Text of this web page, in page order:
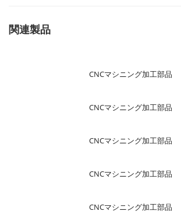
関連製品
CNCマシニング加工部品
CNCマシニング加工部品
CNCマシニング加工部品
CNCマシニング加工部品
CNCマシニング加工部品